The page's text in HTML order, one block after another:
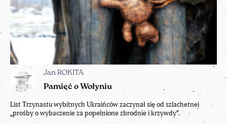
Jan ROKITA
Pamięć o Wołyniu
List Trzynastu wybitnych Ukraińców zaczynał się od szlachetnej
„prośby o wybaczenie za popełnione zbrodnie i krzywdy”.